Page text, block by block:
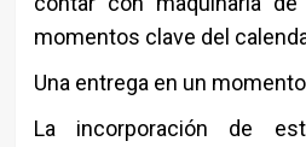
momentos clave del
Una entrega en un
La incorporación de